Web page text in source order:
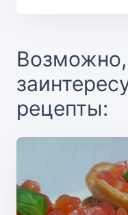
рецепты: